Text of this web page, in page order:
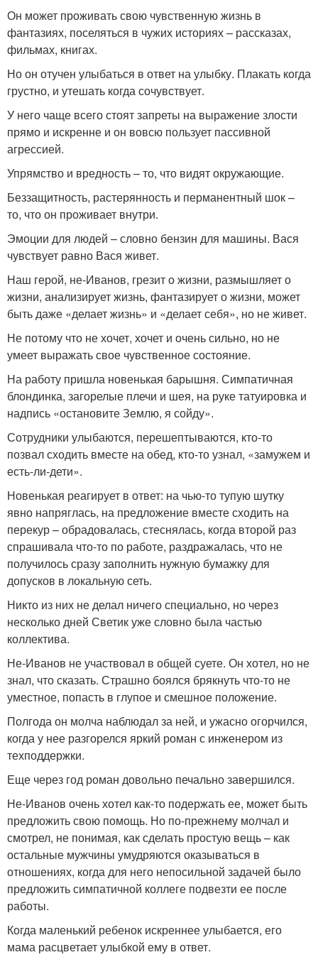
Он может проживать свою чувственную жизнь в
фантазиях, поселяться в чужих историях – рассказах,
фильмах, книгах.
Но он отучен улыбаться в ответ на улыбку. Плакать когда
грустно, и утешать когда сочувствует.
У него чаще всего стоят запреты на выражение злости
прямо и искренне и он вовсю пользует пассивной
агрессией.
Упрямство и вредность – то, что видят окружающие.
Беззащитность, растерянность и перманентный шок –
то, что он проживает внутри.
Эмоции для людей – словно бензин для машины. Вася
чувствует равно Вася живет.
Наш герой, не-Иванов, грезит о жизни, размышляет о
жизни, анализирует жизнь, фантазирует о жизни, может
быть даже «делает жизнь» и «делает себя», но не живет.
Не потому что не хочет, хочет и очень сильно, но не
умеет выражать свое чувственное состояние.
На работу пришла новенькая барышня. Симпатичная
блондинка, загорелые плечи и шея, на руке татуировка и
надпись «остановите Землю, я сойду».
Сотрудники улыбаются, перешептываются, кто-то
позвал сходить вместе на обед, кто-то узнал, «замужем и
есть-ли-дети».
Новенькая реагирует в ответ: на чью-то тупую шутку
явно напряглась, на предложение вместе сходить на
перекур – обрадовалась, стеснялась, когда второй раз
спрашивала что-то по работе, раздражалась, что не
получилось сразу заполнить нужную бумажку для
допусков в локальную сеть.
Никто из них не делал ничего специально, но через
несколько дней Светик уже словно была частью
коллектива.
Не-Иванов не участвовал в общей суете. Он хотел, но не
знал, что сказать. Страшно боялся брякнуть что-то не
уместное, попасть в глупое и смешное положение.
Полгода он молча наблюдал за ней, и ужасно огорчился,
когда у нее разгорелся яркий роман с инженером из
техподдержки.
Еще через год роман довольно печально завершился.
Не-Иванов очень хотел как-то подержать ее, может быть
предложить свою помощь. Но по-прежнему молчал и
смотрел, не понимая, как сделать простую вещь – как
остальные мужчины умудряются оказываться в
отношениях, когда для него непосильной задачей было
предложить симпатичной коллеге подвезти ее после
работы.
Когда маленький ребенок искреннее улыбается, его
мама расцветает улыбкой ему в ответ.